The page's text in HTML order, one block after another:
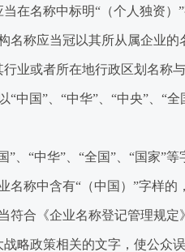
名称中标明“（个人独资）”
应当冠以其所从属企业的
业或者所在地行政区划名称
国”、“中华”、“中央”、“全
“中华”、“全国”、“国家”等
中含有“（中国）”字样的
合《企业名称登记管理规定
政策相关的文字，使公众误